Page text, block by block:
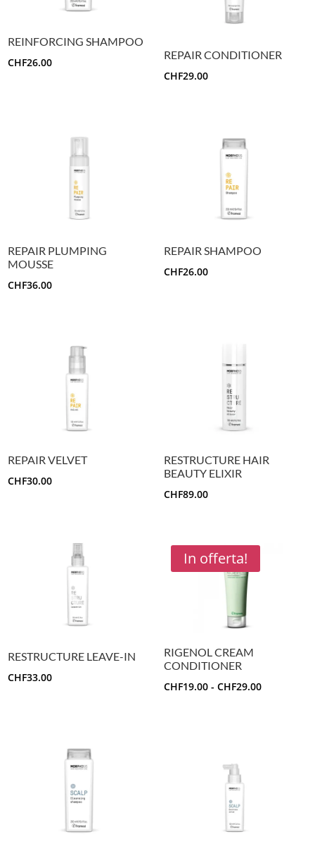
REINFORCING SHAMPOO
CHF26.00
REPAIR CONDITIONER
CHF29.00
REPAIR PLUMPING
MOUSSE
CHF36.00
REPAIR SHAMPOO
CHF26.00
REPAIR VELVET
CHF30.00
RESTRUCTURE HAIR
BEAUTY ELIXIR
CHF89.00
RESTRUCTURE LEAVE-IN
CHF33.00
In offerta!
RIGENOL CREAM
CONDITIONER
CHF19.00 - CHF29.00FASCIA